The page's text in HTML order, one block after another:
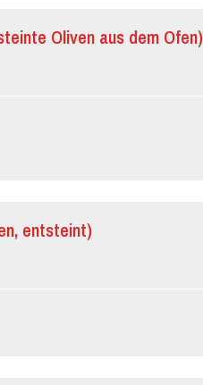
Oliven aus dem Ofen)
entsteint)